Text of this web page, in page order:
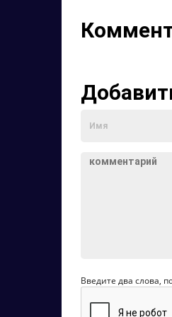
Введите два слова,